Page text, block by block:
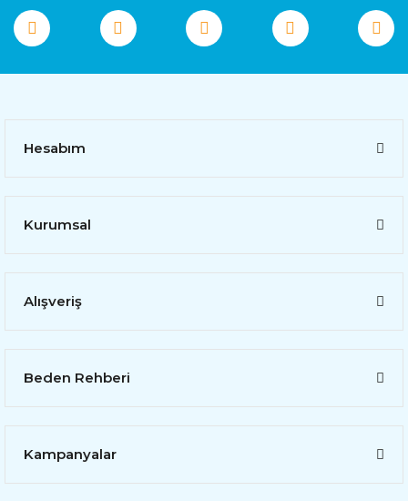
Hesabım
Kurumsal
Alışveriş
Beden Rehberi
Kampanyalar